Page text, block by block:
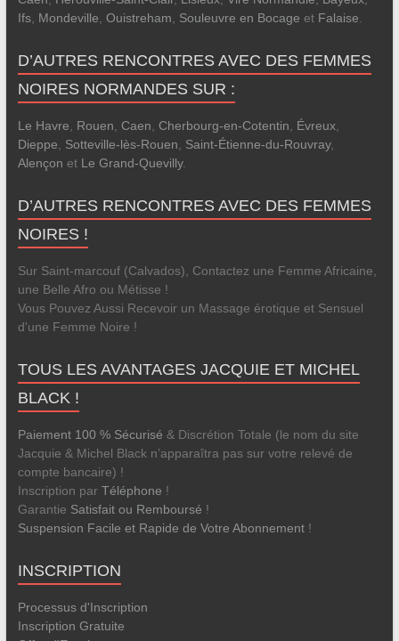
Ifs, Mondeville Ouistreham Souleuvre en Bocage et Falaise
D’AUTRES RENCONTRES AVEC DES FEMMES
NOIRES NORMANDES SUR :
Le Havre Rouen Caen Cherbourg-en-Cotentin Évreux,
Dieppe
Sotteville-lès-Rouen Saint-Étienne-du-Rouvray,
Alençon et Le Grand-Quevilly.
D’AUTRES RENCONTRES AVEC DES FEMMES
NOIRES !
Sur Saint-marcouf (Calvados), Contactez une Femme Africaine,
une Belle Afro ou Métisse !
Vous Pouvez Aussi Recevoir un Massage érotique et Sensuel
d'une Femme Noire !
TOUS LES AVANTAGES JACQUIE ET MICHEL
BLACK !
Paiement 100 % Sécurisé & Discrétion Totale (le nom du site
Jacquie & Michel Black n’apparaîtra pas sur votre relevé de
compte bancaire) !
Inscription par Téléphone !
Garantie Satisfait ou Remboursé !
Suspension Facile et Rapide de Votre Abonnement!
INSCRIPTION
Processus d'Inscription
Inscription Gratuite